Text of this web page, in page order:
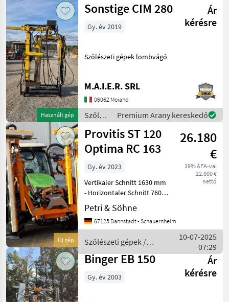
Használt gép
Sonstige CIM 280
Ár
kérésre
Gy. év 2019
Szőlészeti gépek lombvágó
M.A.I.E.R. SRL
06062 Moiano
Szőlészeti
gépek /
Sonstige
Premium Arany kereskedő
Új gép
Provitis ST 120
Optima RC 163
26.180
€
19% ÁFA-val
22.000 €
nettó
Gy. év 2023
Vertikaler Schnitt 1630 mm
- Horizontaler Schnitt 760
mm,
Arbeitsgeschwindigkeit: Bis
12 km/h je nach Vegetation
Abstellvorrichtung,
Verstellbare Schni
Petri & Söhne
67125 Dannstadt - Schauernheim
Szőlészeti gépek /
Provitis
10-07-2025
07:29
Binger EB 150
Ár
kérésre
Gy. év 2003